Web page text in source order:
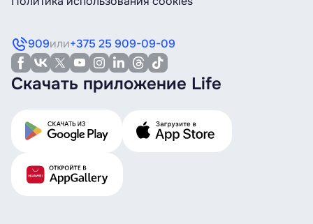
909или+375 25 909-09-09
Скачать приложение Life